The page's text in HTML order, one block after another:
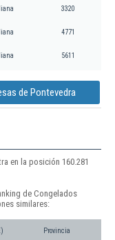
3320
4771
5611
de Pontevedra
en la posición 160.281
de Congelados
similares:
Provincia